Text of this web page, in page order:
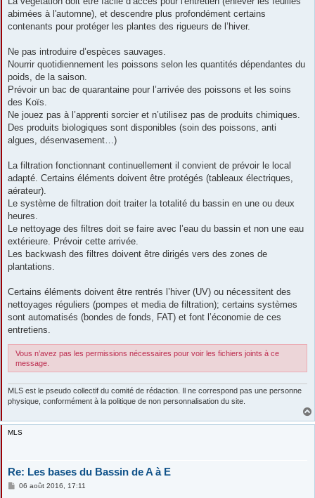
abimées à l'automne), et descendre plus profondément certains
contenants pour protéger les plantes des rigueurs de l’hiver.
Ne pas introduire d’espèces sauvages.
Nourrir quotidiennement les poissons selon les quantités dépendantes du
poids, de la saison.
Prévoir un bac de quarantaine pour l’arrivée des poissons et les soins
des Koïs.
Ne jouez pas à l’apprenti sorcier et n’utilisez pas de produits chimiques.
Des produits biologiques sont disponibles (soin des poissons, anti
algues, désenvasement…)
La filtration fonctionnant continuellement il convient de prévoir le local
adapté. Certains éléments doivent être protégés (tableaux électriques,
aérateur).
Le système de filtration doit traiter la totalité du bassin en une ou deux
heures.
Le nettoyage des filtres doit se faire avec l’eau du bassin et non une eau
extérieure. Prévoir cette arrivée.
Les backwash des filtres doivent être dirigés vers des zones de
plantations.
Certains éléments doivent être rentrés l’hiver (UV) ou nécessitent des
nettoyages réguliers (pompes et media de filtration); certains systèmes
sont automatisés (bondes de fonds, FAT) et font l’économie de ces
entretiens.
Vous n’avez pas les permissions nécessaires pour voir les fichiers joints à ce
message.
MLS est le pseudo collectif du comité de rédaction. Il ne correspond pas une personne
physique, conformément à la politique de non personnalisation du site.
MLS
Re: Les bases du Bassin de A à E
M06 août 2016, 17:11